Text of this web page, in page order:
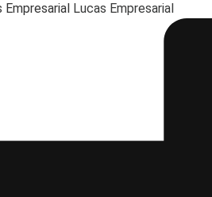
Lucas Empresarial